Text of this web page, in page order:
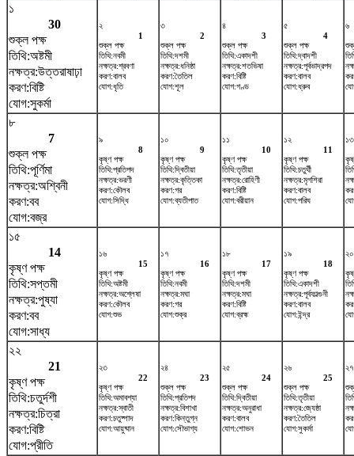
১
30
শুক্ল পক্ষ
তিথি:অষ্টমী
নক্ষত্র:উত্তরাষাঢ়া
করণ:বিষ্টি
যোগ:সুকর্মা
২
1
শুক্ল পক্ষ
তিথি:নবমী
নক্ষত্র:শ্রবণা
করণ:বালব
যোগ:ধৃতি
৩
2
শুক্ল পক্ষ
তিথি:দশমী
নক্ষত্র:ধনিষ্ঠা
করণ:তৈতিল
যোগ:শূল
৪
3
শুক্ল পক্ষ
তিথি:একাদশী
নক্ষত্র:শতভিষ‌া
করণ:বিষ্টি
যোগ:গণ্ড
৫
4
শুক্ল পক্ষ
তিথি:দ্বাদশী
নক্ষত্র:পূর্বভাদ্রপদ
করণ:বালব
যোগ:ধ্রুব
৬
৮
7
শুক্ল পক্ষ
তিথি:পূর্ণিমা
নক্ষত্র:অশ্বিনী
করণ:বব
যোগ:বজ্র
৯
8
কৃষ্ণ পক্ষ
তিথি:প্রতিপদ
নক্ষত্র:ভরণী
করণ:কৌলব
যোগ:সিদ্ধি
১০
9
কৃষ্ণ পক্ষ
তিথি:দ্বিতীয়া
নক্ষত্র:কৃত্তিকা
করণ:গর
যোগ:ব্যতীপাত
১১
10
কৃষ্ণ পক্ষ
তিথি:তৃতীয়া
নক্ষত্র:রোহিণী
করণ:বিষ্টি
যোগ:বরীয়ান
১২
11
কৃষ্ণ পক্ষ
তিথি:চতুর্থী
নক্ষত্র:মৃগশিরা
করণ:বালব
যোগ:পরিঘ
১৩
১৫
14
কৃষ্ণ পক্ষ
তিথি:সপ্তমী
নক্ষত্র:পুষ্যা
করণ:বব
যোগ:সাধ্য
১৬
15
কৃষ্ণ পক্ষ
তিথি:অষ্টমী
নক্ষত্র:অশ্লেষা
করণ:কৌলব
যোগ:শুভ
১৭
16
কৃষ্ণ পক্ষ
তিথি:নবমী
নক্ষত্র:মঘা
করণ:গর
যোগ:শুক্র
১৮
17
কৃষ্ণ পক্ষ
তিথি:দশমী
নক্ষত্র:মঘা
করণ:বিষ্টি
যোগ:ব্রহ্ম
১৯
18
কৃষ্ণ পক্ষ
তিথি:একাদশী
নক্ষত্র:পূর্বফাল্গুনী
করণ:বালব
যোগ:ইন্দ্র
২০
২২
21
কৃষ্ণ পক্ষ
তিথি:চতুর্দশী
নক্ষত্র:চিত্রা
করণ:বিষ্টি
যোগ:প্রীতি
২৩
22
কৃষ্ণ পক্ষ
তিথি:অমাবশ্যা
নক্ষত্র:স্বাতী
করণ:চতুষ্পাদ
যোগ:আয়ুষ্মান
২৪
23
শুক্ল পক্ষ
তিথি:প্রতিপদ
নক্ষত্র:বিশাখা
করণ:কিন্তুগ্ন
যোগ:সৌভাগ্য
২৫
24
শুক্ল পক্ষ
তিথি:দ্বিতীয়া
নক্ষত্র:অনুরাধা
করণ:বালব
যোগ:শোভন
২৬
25
শুক্ল পক্ষ
তিথি:তৃতীয়া
নক্ষত্র:জ্যেষ্ঠা
করণ:তৈতিল
যোগ:সুকর্মা
২৭